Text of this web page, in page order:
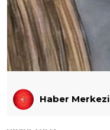
Haber Merkezi